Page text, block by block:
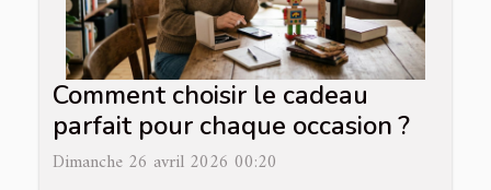
Comment choisir le cadeau
parfait pour chaque occasion ?
Dimanche 26 avril 2026 00:20